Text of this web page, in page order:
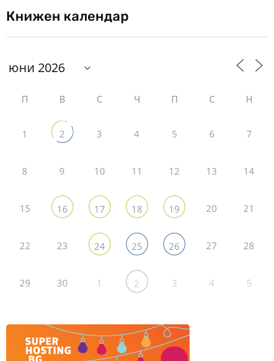
Книжен календар
П В С Ч П С Н
1 2 3 4 5 6 7
8 9 10 11 12 13 14
15 16 17 18 19 20 21
22 23 24 25 26 27 28
29 30 1 2 3 4 5